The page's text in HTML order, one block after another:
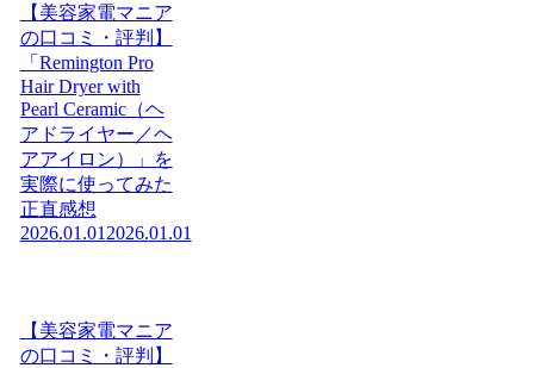
【美容家電マニア
の口コミ・評判】
「Remington Pro
Hair Dryer with
Pearl Ceramic（ヘ
アドライヤー／ヘ
アアイロン）」を
実際に使ってみた
正直感想
2026.01.01 2026.01.01
【美容家電マニア
の口コミ・評判】